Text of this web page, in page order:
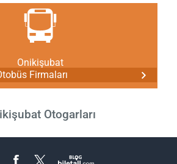
Onikişubat
Firmaları
Otogarları